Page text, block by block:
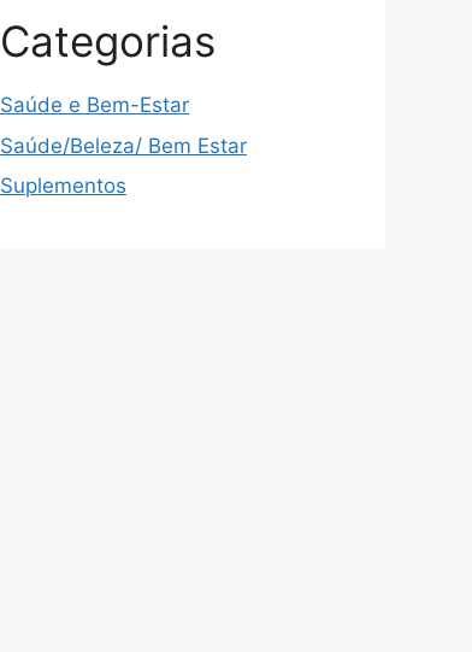
Categorias
Saúde e Bem-Estar
Saúde/Beleza/ Bem Estar
Suplementos